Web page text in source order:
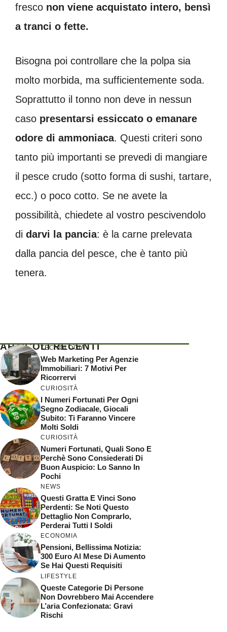
fresco non viene acquistato intero, bensì
a tranci o fette.
Bisogna poi controllare che la polpa sia
molto morbida, ma sufficientemente soda.
Soprattutto il tonno non deve in nessun
caso presentarsi essiccato o emanare
odore di ammoniaca. Questi criteri sono
tanto più importanti se prevedi di mangiare
il pesce crudo (sotto forma di sushi, tartare,
ecc.) o poco cotto. Se ne avete la
possibilità, chiedete al vostro pescivendolo
di darvi la pancia: è la carne prelevata
dalla pancia del pesce, che è tanto più
tenera.
ARTICOLI RECENTI
TECNOLOGIA
Web Marketing Per Agenzie
Immobiliari: 7 Motivi Per
Ricorrervi
CURIOSITÀ
I Numeri Fortunati Per Ogni
Segno Zodiacale, Giocali
Subito: Ti Faranno Vincere
Molti Soldi
CURIOSITÀ
Numeri Fortunati, Quali Sono E
Perchè Sono Consiederati Di
Buon Auspicio: Lo Sanno In
Pochi
NEWS
Questi Gratta E Vinci Sono
Perdenti: Se Noti Questo
Dettaglio Non Comprarlo,
Perderai Tutti I Soldi
ECONOMIA
Pensioni, Bellissima Notizia:
300 Euro Al Mese Di Aumento
Se Hai Questi Requisiti
LIFESTYLE
Queste Categorie Di Persone
Non Dovrebbero Mai Accendere
L’aria Confezionata: Gravi
Rischi